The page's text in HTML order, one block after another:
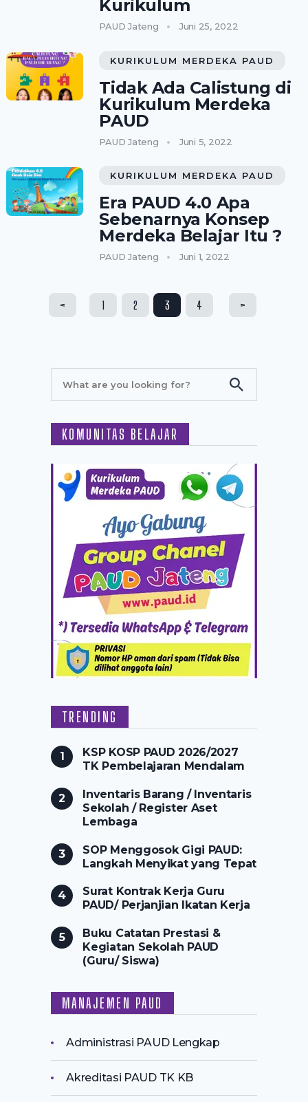
Kurikulum
PAUD Jateng Juni 25, 2022
KURIKULUM MERDEKA PAUD
Tidak Ada Calistung di
Kurikulum Merdeka
PAUD
PAUD Jateng Juni 5, 2022
KURIKULUM MERDEKA PAUD
Era PAUD 4.0 Apa
Sebenarnya Konsep
Merdeka Belajar Itu ?
PAUD Jateng Juni 1, 2022
Paginasi
< 1 2 3 4 >
KOMUNITAS BELAJAR
TRENDING
KSP KOSP PAUD 2026/2027
TK Pembelajaran Mendalam
Inventaris Barang / Inventaris
Sekolah / Register Aset
Lembaga
SOP Menggosok Gigi PAUD:
Langkah Menyikat yang Tepat
Surat Kontrak Kerja Guru
PAUD/ Perjanjian Ikatan Kerja
Buku Catatan Prestasi &
Kegiatan Sekolah PAUD
(Guru/ Siswa)
MANAJEMEN PAUD
Administrasi PAUD Lengkap
Akreditasi PAUD TK KB